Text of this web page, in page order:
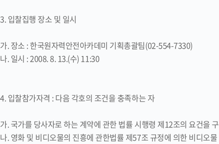
3. 입찰집행 장소 및 일시
가. 장소 : 한국원자력안전아카데미 기획총괄팀(02-554-7330)
나. 일시 : 2008. 8. 13.(수) 11:30
4. 입찰참가자격 : 다음 각호의 조건을 충족하는 자
가. 국가를 당사자로 하는 계약에 관한 법률 시행령 제12조의 요건을
나. 영화 및 비디오물의 진흥에 관한법률 제57조 규정에 의한 비디오